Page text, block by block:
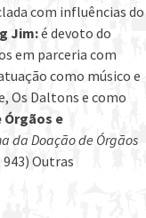
com influências do
Jim:é devoto do
em parceria com
como músico e
Os Daltons e como
Órgãos e
da Doação de Órgãos
943) Outras